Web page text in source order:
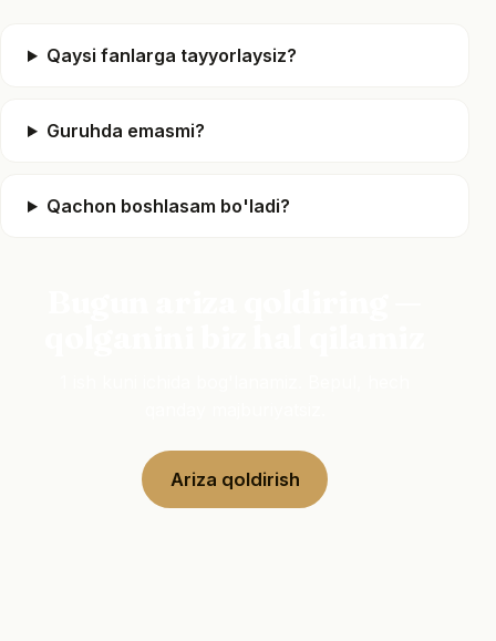
Qaysi fanlarga tayyorlaysiz?
Guruhda emasmi?
Qachon boshlasam bo'ladi?
Ariza qoldirish